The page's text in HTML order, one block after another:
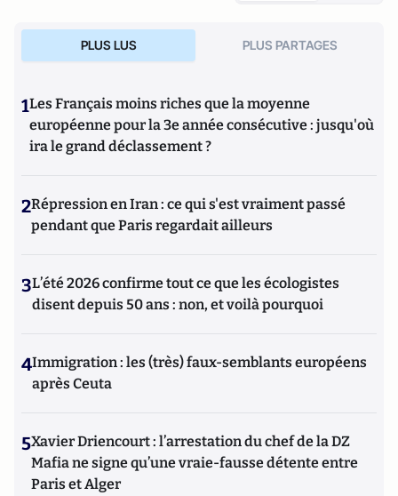
PLUS LUS PLUS PARTAGES
1Les Français moins riches que la moyenne
européenne pour la 3e année consécutive : jusqu'où
ira le grand déclassement ?
2Répression en Iran : ce qui s'est vraiment passé
pendant que Paris regardait ailleurs
3L’été 2026 confirme tout ce que les écologistes
disent depuis 50 ans : non, et voilà pourquoi
4Immigration : les (très) faux-semblants européens
après Ceuta
5Xavier Driencourt : l’arrestation du chef de la DZ
Mafia ne signe qu’une vraie-fausse détente entre
Paris et Alger